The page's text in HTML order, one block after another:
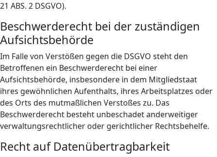
21 ABS. 2 DSGVO).
Beschwerde­recht bei der zuständigen
Aufsichts­behörde
Im Falle von Verstößen gegen die DSGVO steht den
Betroffenen ein Beschwerderecht bei einer
Aufsichtsbehörde, insbesondere in dem Mitgliedstaat
ihres gewöhnlichen Aufenthalts, ihres Arbeitsplatzes oder
des Orts des mutmaßlichen Verstoßes zu. Das
Beschwerderecht besteht unbeschadet anderweitiger
verwaltungsrechtlicher oder gerichtlicher Rechtsbehelfe.
Recht auf Daten­übertrag­barkeit